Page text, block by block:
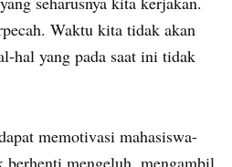
Waktu kita tidak akan
hal yang pada saat ini tidak
memotivasi mahasiswa-
mengeluh, mengambil